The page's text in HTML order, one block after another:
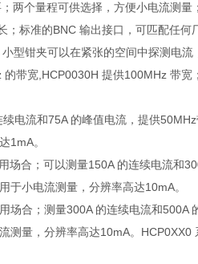
两个量程可供选择，方便小电流测
标准的BNC 输出接口，可匹配任何
型钳夹可以在紧张的空间中探测电流
的带宽 ,HCP0030H 提供100MHz 带宽
续电流和75A 的峰值电流，提供50MHz
1mA。
场合；可以测量150A 的连续电流和
于小电流测量，分辨率高达10mA。
场合；测量300A 的连续电流和500A
测量，分辨率高达10mA。 HCP0XX0